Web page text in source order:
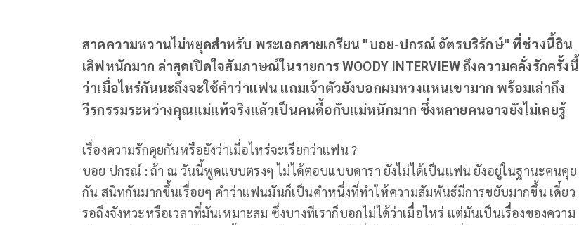
สาดความหวานไม่หยุดสำหรับ พระเอกสายเกรียน "บอย-ปกรณ์ ฉัตรบริรักษ์" ที่ช่วงนี้อิน
เลิฟหนักมาก ล่าสุดเปิดใจสัมภาษณ์ในรายการ WOODY INTERVIEW ถึงความคลั่งรักครั้งนี้
ว่าเมื่อไหร่กันนะถึงจะใช้คำว่าแฟน แถมเจ้าตัวยังบอกผมหวงแหนเขามาก พร้อมเล่าถึง
วีรกรรมระหว่างคุณแม่แท้จริงแล้วเป็นคนดื้อกับแม่หนักมาก ซึ่งหลายคนอาจยังไม่เคยรู้
เรื่องความรักคุยกันหรือยังว่าเมื่อไหร่จะเรียกว่าแฟน ?
บอย ปกรณ์ : ถ้า ณ วันนี้พูดแบบตรงๆ ไม่ได้ตอบแบบดารา ยังไม่ได้เป็นแฟน ยังอยู่ในฐานะคนคุย
กัน สนิทกันมากขึ้นเรื่อยๆ คำว่าแฟนมันก็เป็นคำหนึ่งที่ทำให้ความสัมพันธ์มีการขยับมากขึ้น เดี๋ยว
รอถึงจังหวะหรือเวลาที่มันเหมาะสม ซึ่งบางทีเราก็บอกไม่ได้ว่าเมื่อไหร่ แต่มันเป็นเรื่องของความ